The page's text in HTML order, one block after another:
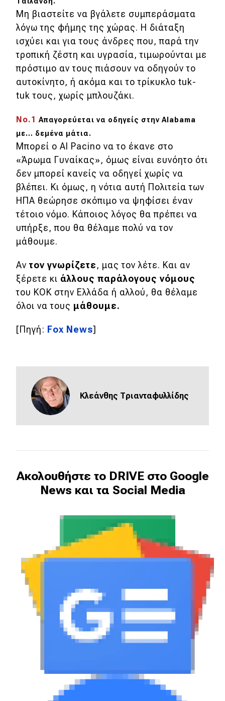
Μη βιαστείτε να βγάλετε συμπεράσματα
λόγω της φήμης της χώρας. Η διάταξη
ισχύει και για τους άνδρες που, παρά την
τροπική ζέστη και υγρασία, τιμωρούνται με
πρόστιμο αν τους πιάσουν να οδηγούν το
αυτοκίνητο, ή ακόμα και το τρίκυκλο tuk-
tuk τους, χωρίς μπλουζάκι.
Νο.1 Απαγορεύεται να οδηγείς στην Alabama
με… δεμένα μάτια.
Μπορεί ο Al Pacino να το έκανε στο
«Άρωμα Γυναίκας», όμως είναι ευνόητο ότι
δεν μπορεί κανείς να οδηγεί χωρίς να
βλέπει. Κι όμως, η νότια αυτή Πολιτεία των
ΗΠΑ θεώρησε σκόπιμο να ψηφίσει έναν
τέτοιο νόμο. Κάποιος λόγος θα πρέπει να
υπήρξε, που θα θέλαμε πολύ να τον
μάθουμε.
Αν τον γνωρίζετε, μας τον λέτε. Και αν
ξέρετε κι άλλους παράλογους νόμους
του ΚΟΚ στην Ελλάδα ή αλλού, θα θέλαμε
όλοι να τους μάθουμε.
[Πηγή: Fox News]
Κλεάνθης Τριανταφυλλίδης
Ακολουθήστε το DRIVE στο Google
News και τα Social Media